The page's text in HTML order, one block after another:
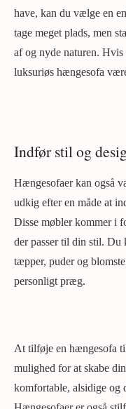
have, kan du vælge en
tage meget plads, men
af og nyde naturen. Hvis
luksuriøs hængesofa
Indfør stil og
Hængesofaer kan også
udkig efter en måde at
Disse møbler kommer i
der passer til din stil. Du
tæpper, puder og
personligt præg.
At tilføje en hængesofa
mulighed for at skabe
komfortable, alsidige og